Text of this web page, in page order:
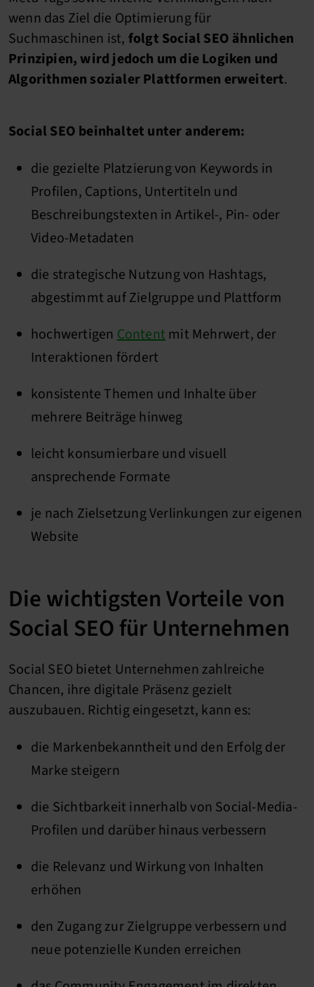
wenn das Ziel die Optimierung für
Suchmaschinen ist, folgt Social SEO ähnlichen
Prinzipien, wird jedoch um die Logiken und
Algorithmen sozialer Plattformen erweitert.
Social SEO beinhaltet unter anderem:
die gezielte Platzierung von Keywords in
Profilen, Captions, Untertiteln und
Beschreibungstexten in Artikel-, Pin- oder
Video-Metadaten
die strategische Nutzung von Hashtags,
abgestimmt auf Zielgruppe und Plattform
hochwertigenContent mit Mehrwert, der
Interaktionen fördert
konsistente Themen und Inhalte über
mehrere Beiträge hinweg
leicht konsumierbare und visuell
ansprechende Formate
je nach Zielsetzung Verlinkungen zur eigenen
Website
Die wichtigsten Vorteile von
Social SEO für Unternehmen
Social SEO bietet Unternehmen zahlreiche
Chancen, ihre digitale Präsenz gezielt
auszubauen. Richtig eingesetzt, kann es:
die Markenbekanntheit und den Erfolg der
Marke steigern
die Sichtbarkeit innerhalb von Social-Media-
Profilen und darüber hinaus verbessern
die Relevanz und Wirkung von Inhalten
erhöhen
den Zugang zur Zielgruppe verbessern und
neue potenzielle Kunden erreichen